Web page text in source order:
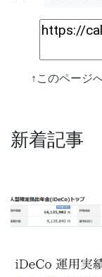
↑このページ
新着記事